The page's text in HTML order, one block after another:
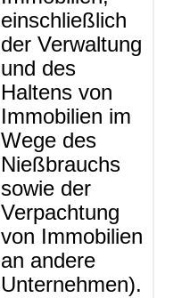
einschließlich
der Verwaltung
und des
Haltens von
Immobilien im
Wege des
Nießbrauchs
sowie der
Verpachtung
von Immobilien
an andere
Unternehmen).